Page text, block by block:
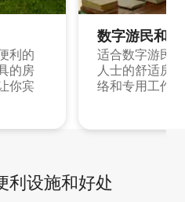
利的
的房
你宾
数字游民和
适合数字游民
人士的舒适房
络和专用工作
利设施和好处